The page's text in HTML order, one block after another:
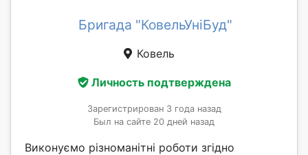
Бригада "КовельУніБуд"
Ковель
Личность подтверждена
Зарегистрирован 3 года назад
Был на сайте 20 дней назад
Виконуємо різноманітні роботи згідно